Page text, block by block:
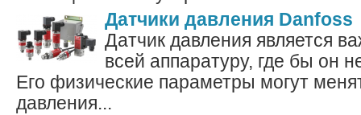
Датчики давления Danfoss
Датчик давления является
всей аппаратуру, где бы он
Его физические параметры могут
давления...